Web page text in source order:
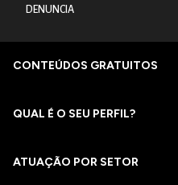
DENUNCIA
CONTEÚDOS GRATUITOS
QUAL É O SEU PERFIL?
ATUAÇÃO POR SETOR